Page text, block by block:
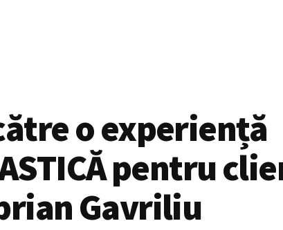
o experiență
pentru
Gavriliu